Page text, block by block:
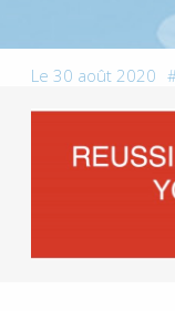
Le 30 août 2020